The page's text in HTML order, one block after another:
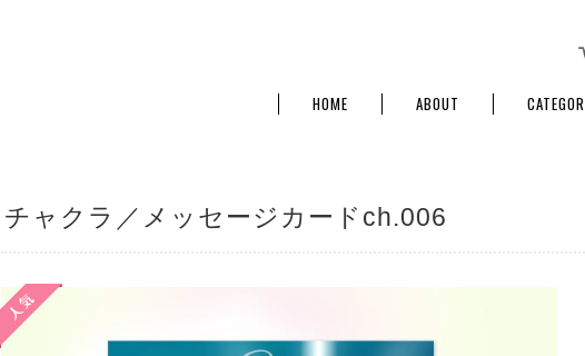
HOME ABOUT
チャクラ／メッセージカードch.006